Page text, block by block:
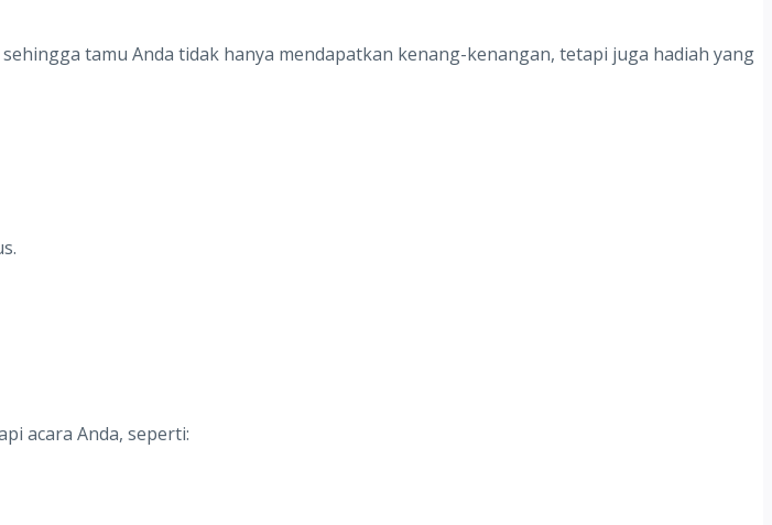
sehingga tamu Anda tidak hanya mendapatkan kenang-kenangan, tetapi juga hadiah yang
acara Anda, seperti: